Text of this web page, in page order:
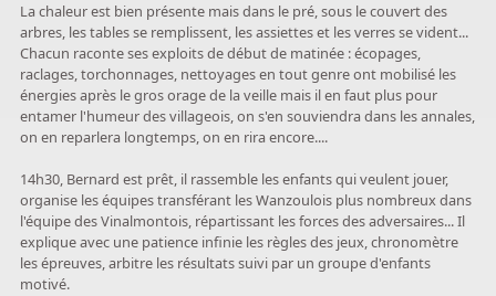
La chaleur est bien présente mais dans le pré, sous le couvert des
arbres, les tables se remplissent, les assiettes et les verres se vident...
Chacun raconte ses exploits de début de matinée : écopages,
raclages, torchonnages, nettoyages en tout genre ont mobilisé les
énergies après le gros orage de la veille mais il en faut plus pour
entamer l'humeur des villageois, on s'en souviendra dans les annales,
on en reparlera longtemps, on en rira encore....
14h30, Bernard est prêt, il rassemble les enfants qui veulent jouer,
organise les équipes transférant les Wanzoulois plus nombreux dans
l'équipe des Vinalmontois, répartissant les forces des adversaires... Il
explique avec une patience infinie les règles des jeux, chronomètre
les épreuves, arbitre les résultats suivi par un groupe d'enfants
motivé.